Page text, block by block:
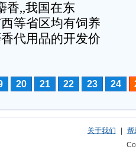
香,,我国在东
等省区均有饲养
代用品的开发价
20 21 22 23 24
关于我们
帮